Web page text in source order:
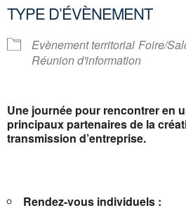
TYPE D’ÉVÈNEMENT
Evènement territorial Foire/
Réunion d'information
Une journée pour rencontrer en
principaux partenaires de la
transmission d’entreprise.
Rendez-vous individuels :